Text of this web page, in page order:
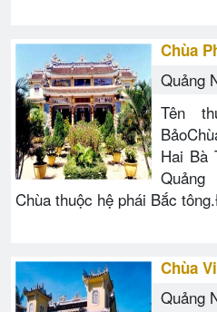
Chùa
Quảng
Tên
Hai Bà
Quảng
Chùa thuộc hệ phái Bắc
Chùa
Quảng